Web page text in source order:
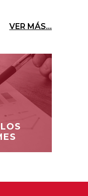
VER MÁS...